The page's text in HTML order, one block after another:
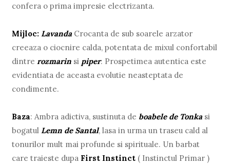
confera o prima impresie electrizanta.
Mijloc: Lavanda Crocanta de sub soarele arzator
creeaza o ciocnire calda, potentata de mixul confortabil
dintre rozmarin si piper. Prospetimea autentica este
evidentiata de aceasta evolutie neasteptata de
condimente.
Baza: Ambra adictiva, sustinuta de boabele de Tonka si
bogatul Lemn de Santal, lasa in urma un traseu cald al
tonurilor mult mai profunde si spirituale. Un barbat
care traieste dupa First Instinct ( Instinctul Primar )